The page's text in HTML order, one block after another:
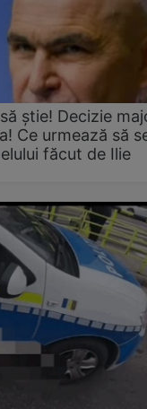
știe! Decizie
Ce urmează să
făcut de Ilie